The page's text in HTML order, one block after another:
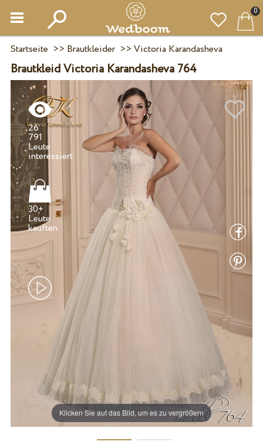
0
Startseite >> Brautkleider>> Victoria Karandasheva
Brautkleid Victoria Karandasheva 764
Klicken Sie auf das Bild, um es zu vergrößern
26
791
Leute
30+
Leute